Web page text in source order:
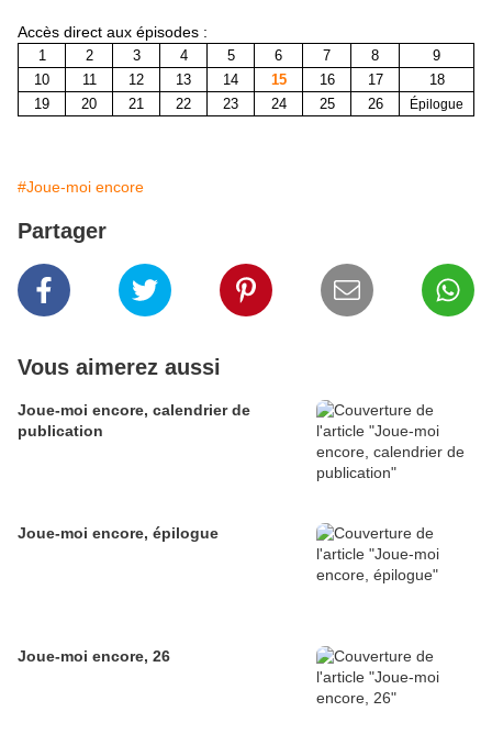
Accès direct aux épisodes :
1 2 3 4 5 6 7 8
9
10
11 12 13 14 15 16 17
18
19
20 21 22 23 24 25 26 Épilogue
#Joue-moi encore
Partager
Vous aimerez aussi
Joue-moi encore, calendrier de
publication
Joue-moi encore, épilogue
Joue-moi encore, 26